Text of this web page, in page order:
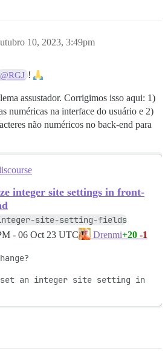
10, 2023, 3:49pm
@RGJ !
assustador. Corrigimos isso aqui: 1)
numéricas na interface do usuário e 2)
não numéricos no back-end para
integer site settings in front-
site-setting-fields
- 06 Oct 23 UTC Drenmi+20 -1
an integer site setting in